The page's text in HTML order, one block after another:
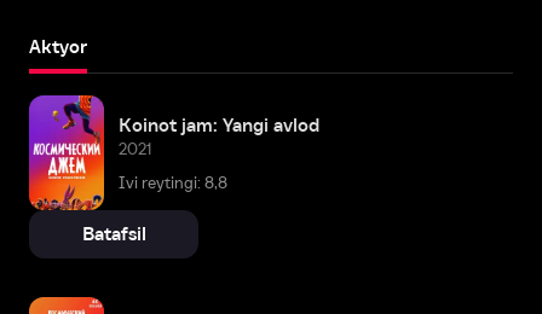
Aktyor
Koinot jam: Yangi avlod
2021
Ivi reytingi: 8,8
Batafsil